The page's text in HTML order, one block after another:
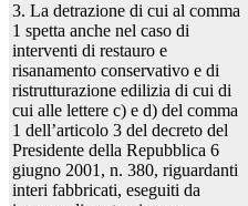
3. La detrazione di cui al comma
1 spetta anche nel caso di
interventi di restauro e
risanamento conservativo e di
ristrutturazione edilizia di cui di
cui alle lettere c) e d) del comma
1 dell’articolo 3 del decreto del
Presidente della Repubblica 6
giugno 2001, n. 380, riguardanti
interi fabbricati, eseguiti da